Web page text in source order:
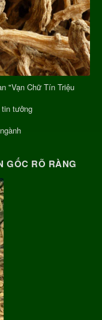
"Vạn Chữ Tín Triệu
tưởng
GỐC RÕ RÀNG